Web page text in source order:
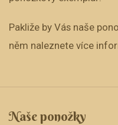
Pakliže by Vás naše
něm naleznete více
Naše ponožky